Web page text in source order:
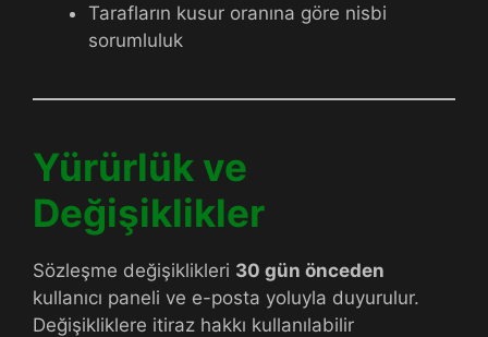
Tarafların kusur oranına göre nisbi
sorumluluk
Yürürlük ve
Değişiklikler
Sözleşme değişiklikleri 30 gün önceden
kullanıcı paneli ve e-posta yoluyla duyurulur.
Değişikliklere itiraz hakkı kullanılabilir